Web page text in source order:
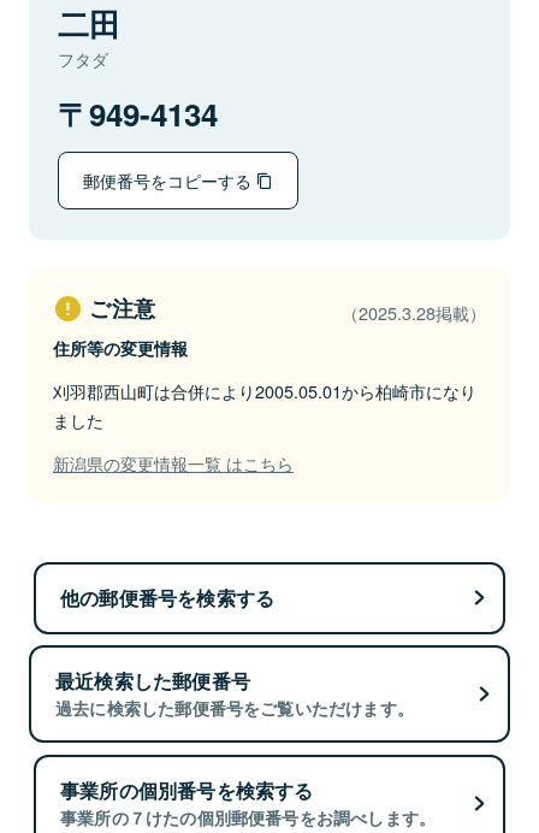
二田
フタダ
949-4134
郵便番号をコピーする
ご注意 （2025.3.28掲載）
住所等の変更情報
刈羽郡西山町は合併により2005.05.01から柏崎市になり
ました
新潟県の変更情報一覧 はこちら
他の郵便番号を検索する
最近検索した郵便番号
過去に検索した郵便番号をご覧いただけます。
事業所の個別番号を検索する
事業所の７けたの個別郵便番号をお調べします。